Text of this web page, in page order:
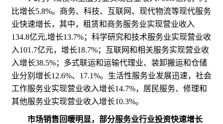
比增长5.8%。商务、科技、互联网、现代物流等现代服务
业快速增长，其中，租赁和商务服务业实现营业收入
134.8亿元,增长13.7%；科学研究和技术服务业实现营业收
入101.7亿元，增长18.7%；互联网和相关服务实现营业收
入增长38.5%；多式联运和运输代理业、装卸搬运和仓储
业分别增长12.6%、17.1%。生活性服务业发展迅速，社会
工作服务业实现营业收入增长14.7%，居民服务、修理和
其他服务业实现营业收入增长10.3%。
市场销售回暖明显，部分服务业行业投资快速增长